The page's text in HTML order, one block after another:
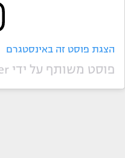
הצגת פוסט זה באינסטגרם
פוסט משותף על ידי ‏‎Paz Flaysher פז פליישר‎‏ (@‏‎paz_flaysher‎‏)